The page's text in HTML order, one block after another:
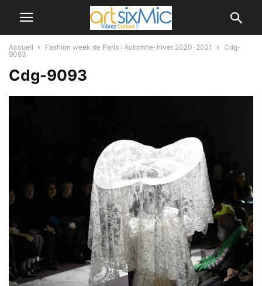
Accueil Fashion week de Paris : Automne-hiver 2020-2021
Cdg-
9093
Cdg-9093